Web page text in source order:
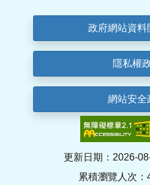
政府網站資料
隱私權
網站安全
更新日期：2026-
累積瀏覽人次